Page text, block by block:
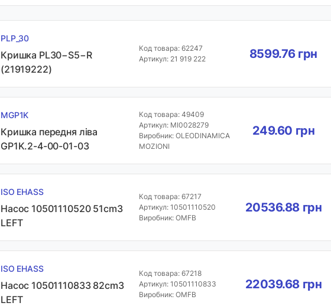
PLP_30
Кришка PL30−S5−R
(21919222)
Код товара: 62247
Артикул: 21 919 222
8599.76 грн
MGP1K
Кришка передня ліва
GP1K.2-4-00-01-03
Код товара: 49409
Артикул: MI0028279
Виробник: OLEODINAMICA
MOZIONI
249.60 грн
ISO EHASS
Насос 10501110520 51cm3
LEFT
Код товара: 67217
Артикул: 10501110520
Виробник: OMFB
20536.88 грн
ISO EHASS
Насос 10501110833 82cm3
LEFT
Код товара: 67218
Артикул: 10501110833
Виробник: OMFB
22039.68 грн